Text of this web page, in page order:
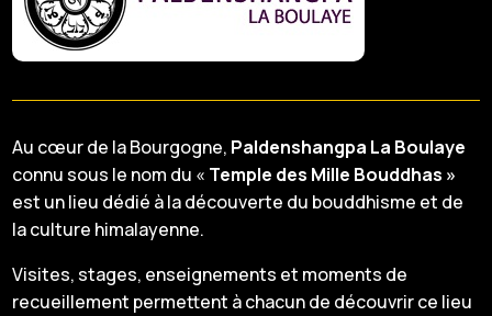
Au cœur de la Bourgogne, Paldenshangpa La Boulaye
connu sous le nom du « Temple des Mille Bouddhas »
est un lieu dédié à la découverte du bouddhisme et de
la culture himalayenne.
Visites, stages, enseignements et moments de
recueillement permettent à chacun de découvrir ce lieu